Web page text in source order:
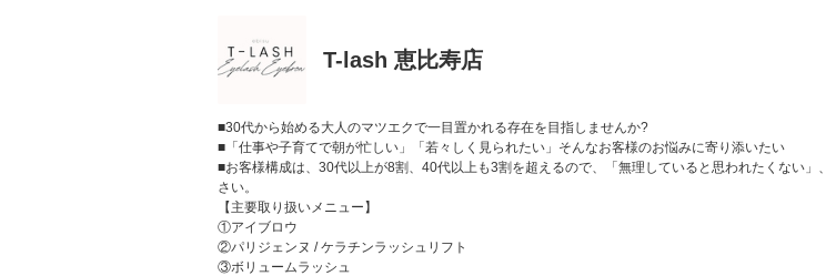
T-lash 恵比寿店
■30代から始める大人のマツエクで一目置かれる存在を目指しませんか?
■「仕事や子育てで朝が忙しい」「若々しく見られたい」そんなお客様のお悩みに寄り添いたい
■お客様構成は、30代以上が8割、40代以上も3割を超えるので、「無理していると思われたくない
さい。
【主要取り扱いメニュー】
①アイブロウ
②パリジェンヌ / ケラチンラッシュリフト
③ボリュームラッシュ